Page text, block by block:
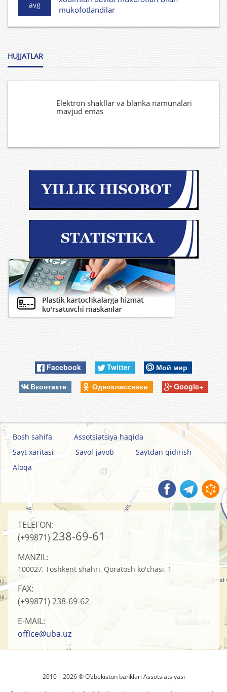
avg
mukofotlandilar
HUJJATLAR
Elektron shakllar va blanka namunalari
mavjud emas
Facebook Twitter
Мой мир
Вконтакте
Одноклассники Google+
Bosh sahifa
Assotsiatsiya haqida
Sayt xaritasi
Savol-javob
Saytdan qidirish
Aloqa
TELEFON:
(+99871) 238-69-61
MANZIL:
100027, Toshkent shahri, Qoratosh ko'chasi, 1
FAX:
(+99871) 238-69-62
E-MAIL:
office@uba.uz
2010 – 2026 © O’zbеkistоn banklari Assоtsiatsiyasi